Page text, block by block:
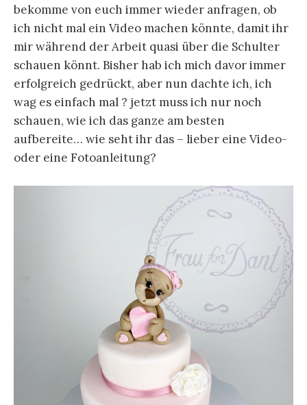
bekomme von euch immer wieder anfragen, ob
ich nicht mal ein Video machen könnte, damit ihr
mir während der Arbeit quasi über die Schulter
schauen könnt. Bisher hab ich mich davor immer
erfolgreich gedrückt, aber nun dachte ich, ich
wag es einfach mal ? jetzt muss ich nur noch
schauen, wie ich das ganze am besten
aufbereite… wie seht ihr das – lieber eine Video-
oder eine Fotoanleitung?